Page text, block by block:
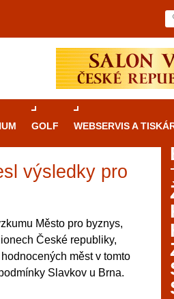
GOLF WEBSERVIS A
výsledky pro
Město pro byznys,
České republiky,
měst v tomto
Slavkov u Brna.
hrami v Brně: Od
pro zajímavé památky, skvělé
a univerzity. Mimo jiné je ale také
legálně a bezpečně vyzkoušet
V neustále kvetoucí moravské
širokou nabídku her od klasické